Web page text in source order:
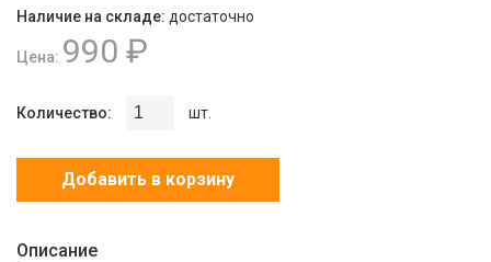
Наличие на складе: достаточно
Цена: 990 ₽
Количество: шт.
Добавить в корзину
Описание